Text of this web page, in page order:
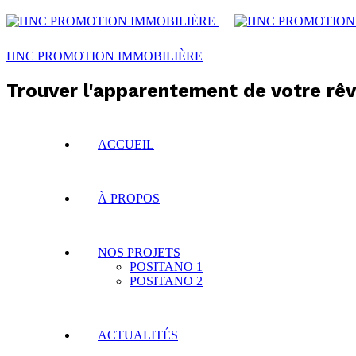
HNC PROMOTION IMMOBILIÈRE
Trouver l'apparentement de votre
ACCUEIL
À PROPOS
NOS PROJETS
POSITANO 1
POSITANO 2
ACTUALITÉS